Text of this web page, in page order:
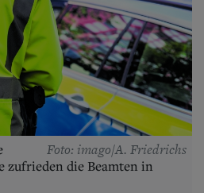
Start
Leben
Geschichte
Brandenburg
Schlesien
Westpreußen
Bücher
Foto: imago/A. Friedrichs
zufrieden die Beamten in